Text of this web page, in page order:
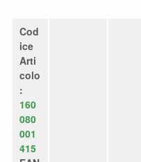
Cod
ice
Arti
colo
:
160
080
001
415